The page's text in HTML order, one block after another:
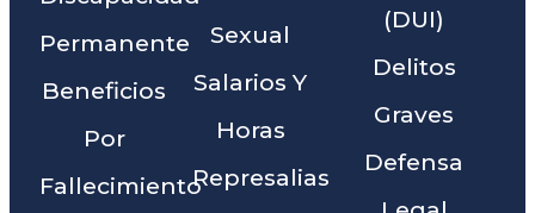
Permanente
Beneficios
Por
Fallecimiento
Sexual
Salarios Y
Horas
Represalias
(DUI)
Delitos
Graves
Defensa